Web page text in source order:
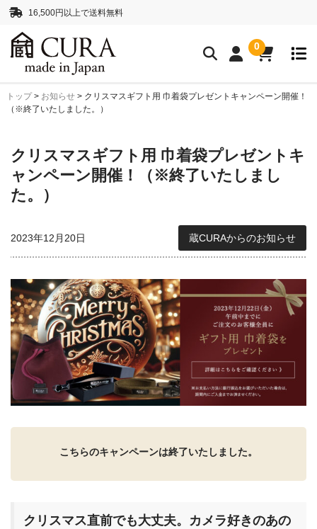
16,500円以上で送料無料
0
クリーニングアイテム
レンズクリーナー液 ボディークリーナー液
抗菌・消臭・防カビスプレー
ハンドストラップ
正絹 真田紐ストラップ
シルクロープストラッ
プ”SHIMEKIRI”
カメラアクセサリー
カメラバッグ カメラポシェット
クリーニングポーチ ボディブラシ
蔵CURAセレクション
BOX
トップ> お知らせ> クリスマスギフト用 巾着袋プレゼントキャンペーン開催！
（※終了いたしました。）
クリスマスギフト用 巾着袋プレゼントキ
ャンペーン開催！（※終了いたしまし
た。）
2023年12月20日 蔵CURAからのお知らせ
こちらのキャンペーンは終了いたしました。
クリスマス直前でも大丈夫。カメラ好きのあの